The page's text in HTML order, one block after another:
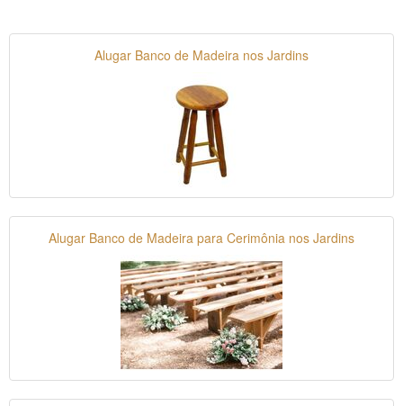
Alugar Banco de Madeira nos Jardins
Alugar Banco de Madeira para Cerimônia nos Jardins